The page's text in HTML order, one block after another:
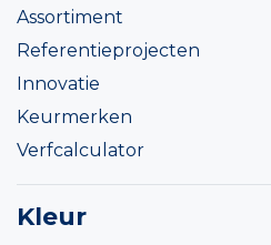
Assortiment
Referentieprojecten
Innovatie
Keurmerken
Verfcalculator
Kleur